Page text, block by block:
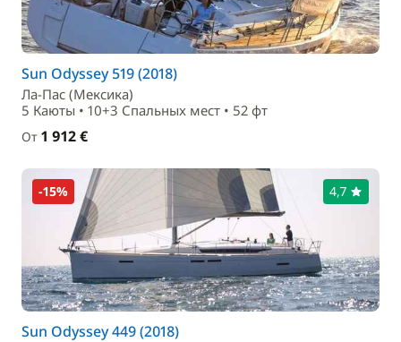
Sun Odyssey 519 (2018)
Ла-Пас (Мексика)
5 Каюты • 10+3 Спальныx мест • 52 фт
От 1 912 €
-15% 4,7
Sun Odyssey 449 (2018)